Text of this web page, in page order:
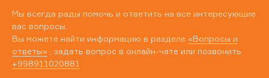
Мы всегда рады помочь и ответить на все интересующие
вас вопросы.
Вы можете найти информацию в разделе «Вопросы и
ответы» , задать вопрос в онлайн-чате или позвонить
+998911020881